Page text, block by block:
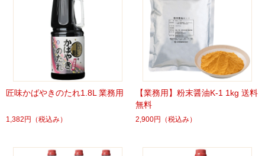
匠味かばやきのたれ1.8L 業務用
1,382円 （税込み）
【業務用】粉末醤油K-1 1kg 送料
無料
2,900円 （税込み）